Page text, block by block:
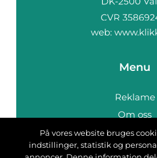
web:
Menu
Reklame
Om oss
Cookies
Kontakt
På vores website bruges
indstillinger, statistik og